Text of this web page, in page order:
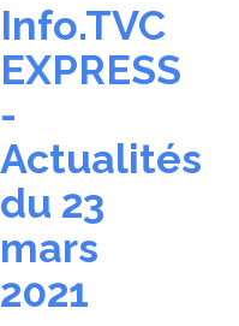
Info.TVC
EXPRESS
-
Actualités
du 23
mars
2021